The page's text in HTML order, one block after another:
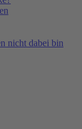
nicht dabei bin